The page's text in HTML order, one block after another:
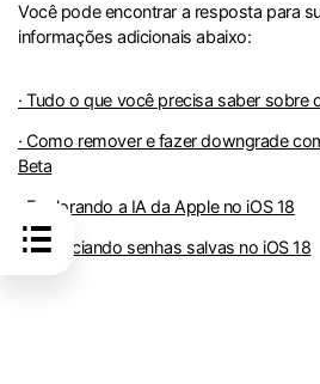
Você pode encontrar a resposta para
informações adicionais abaixo:
· Tudo o que você precisa saber sobre
· Como remover e fazer downgrade
Beta
· Explorando a IA da Apple no iOS 18
· Gerenciando senhas salvas no iOS 18